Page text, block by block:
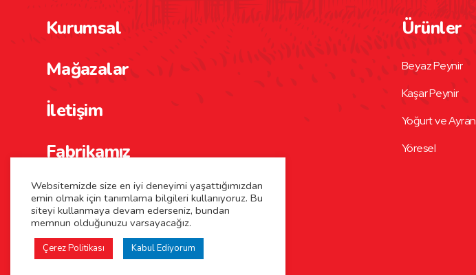
Kurumsal
Mağazalar
İletişim
Fabrikamız
Ürünler
Beyaz Peynir
Kaşar Peynir
Yoğurt ve Ayran
Yöresel
©2026 Kaya Çiftliği. Tüm Hakları Saklıdır.
Websitemizde size en iyi deneyimi yaşattığımızdan
emin olmak için tanımlama bilgileri kullanıyoruz. Bu
siteyi kullanmaya devam ederseniz, bundan
memnun olduğunuzu varsayacağız.
Çerez Politikası Kabul Ediyorum